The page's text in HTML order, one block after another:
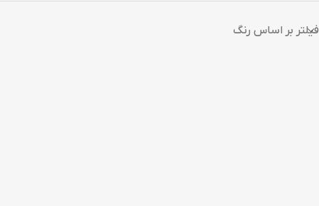
فیلتر بر اساس رنگ